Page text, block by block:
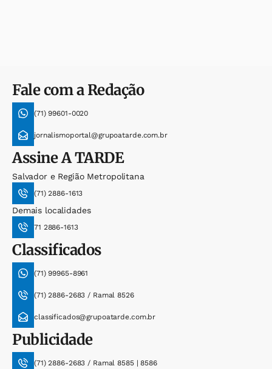
Fale com a Redação
(71) 99601-0020
jornalismoportal@grupoatarde.com.br
AssineA TARDE
Salvador e Região Metropolitana
(71) 2886-1613
Demais localidades
71 2886-1613
Classificados
(71) 99965-8961
(71) 2886-2683 / Ramal 8526
classificados@grupoatarde.com.br
Publicidade
(71) 2886-2683 / Ramal 8585 | 8586